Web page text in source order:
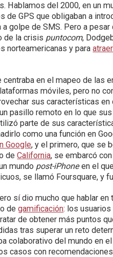
Hablamos del 2000, en un
de GPS que obligaban a
golpe de SMS. Pero a
de la crisis puntocom,
norteamericanas y para
en el mapeo de las
móviles, pero no
sus características
pasillo remoto en lo que
parte de sus
como una función en
Google, y el primero, que se
deCalifornia, se embarcó
mundo post-iPhoneen el
se llamó Foursquare, y
sí dio mucho que hablar
degamificación: los
de obtener más puntos
tras superar un reto
colaborativo del mundo en
casos con